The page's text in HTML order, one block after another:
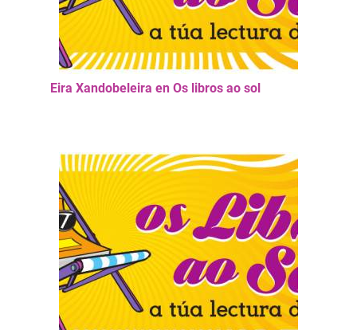
Eira Xandobeleira en Os libros ao sol